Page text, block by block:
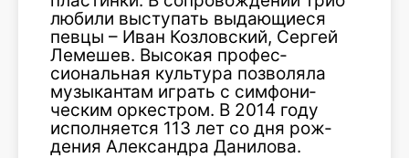
любили выступать выдающиеся
певцы – Иван Козловский, Сер­гей
Лемешев. Высокая профес­
сиональная культура позволяла
музыкантам играть с симфони­
ческим оркестром. В 2014 году
исполняется 113 лет со дня рож­
дения Александра Данилова.